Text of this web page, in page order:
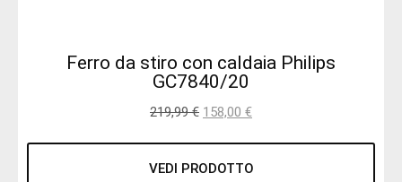
Ferro da stiro con caldaia Philips
GC7840/20
219,99€ 158,00 €
VEDI PRODOTTO